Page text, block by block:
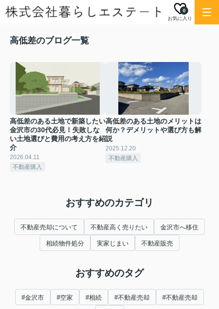
お気に入り
0
高低差のブログ一覧
高低差のある土地で新築したい
金沢市の30代必見！失敗しな
い土地選びと費用の考え方を紹
介
2026.04.11
不動産購入
高低差のある土地のメリットは
何か？デメリットや選び方も解
説
2025.12.20
不動産購入
おすすめのカテゴリ
不動産売却について 不動産高く売りたい 金沢市へ移住
相続物件処分 実家じまい 不動産販売
おすすめのタグ
#金沢市 #空家 #相続 #不動産売却 #不動産売却